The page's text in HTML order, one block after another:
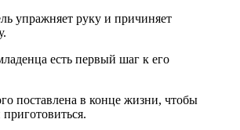
упражняет руку и причиняет
есть первый шаг к его
поставлена в конце жизни, чтобы